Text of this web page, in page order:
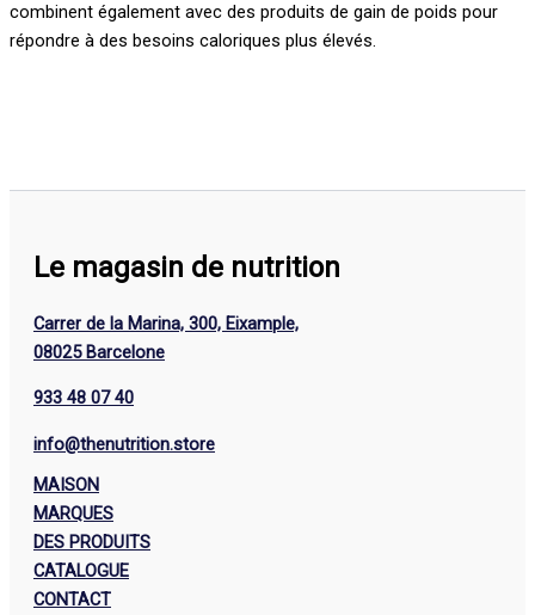
combinent également avec des produits de gain de poids pour
répondre à des besoins caloriques plus élevés.
Le magasin de nutrition
Carrer de la Marina, 300, Eixample,
08025 Barcelone
933 48 07 40
info@thenutrition.store
MAISON
MARQUES
DES PRODUITS
CATALOGUE
CONTACT